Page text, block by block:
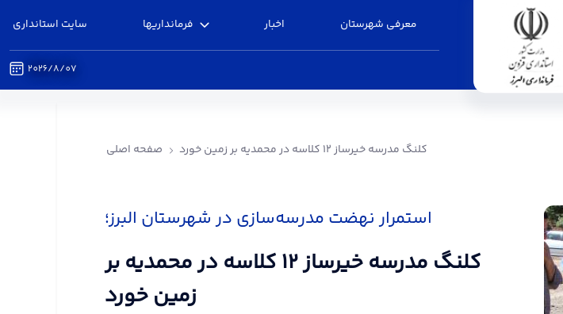
سایت استانداری فرمانداریها اخبار معرفی شهرستان
2026/8/07
صفحه اصلی کلنگ مدرسه خیرساز ۱۲ کلاسه در محمدیه بر زمین خورد
استمرار نهضت مدرسه‌سازی در شهرستان البرز؛
کلنگ مدرسه خیرساز ۱۲ کلاسه در محمدیه بر
زمین خورد